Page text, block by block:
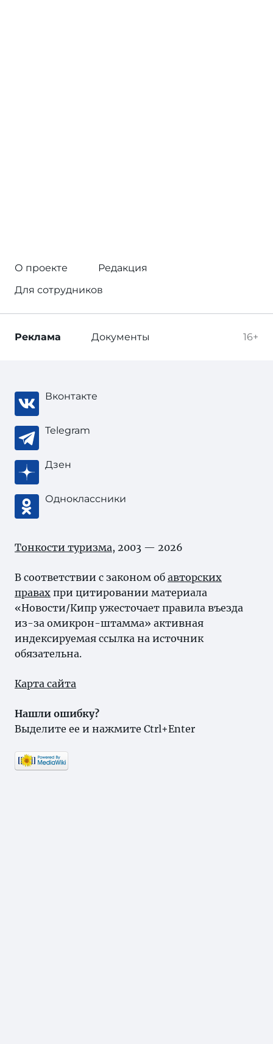
О проекте
Редакция
Для сотрудников
16+
Реклама Документы
Вконтакте
Telegram
Дзен
Одноклассники
Тонкости туризма, 2003 — 2026
В соответствии с законом об авторских
правах при цитировании материала
«Новости/Кипр ужесточает правила въезда
из-за омикрон-штамма» активная
индексируемая ссылка на источник
обязательна.
Карта сайта
Нашли ошибку?
Выделите ее и нажмите Ctrl+Enter